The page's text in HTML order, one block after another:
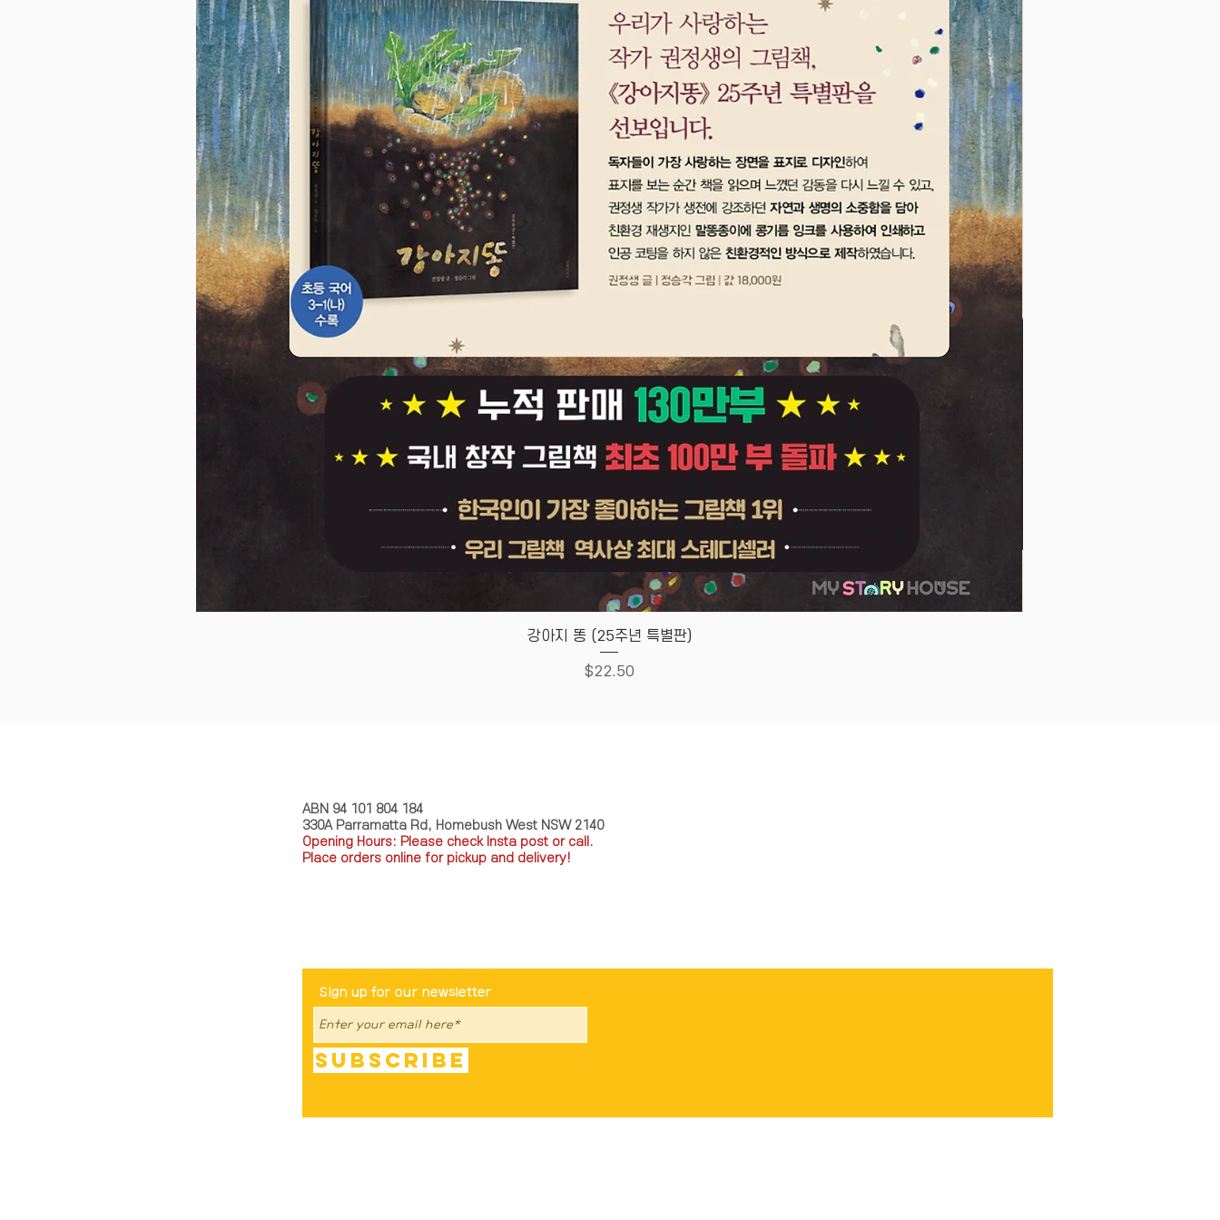
Quick View
강아지 똥 (25주년 특별판)
Price
$22.50
ABN 94 101 804 184
330A Parramatta Rd, Homebush West NSW 2140
Opening Hours: Please check Insta post or call.
Place orders online for pickup and delivery!
Sign up for our newsletter
Subscribe